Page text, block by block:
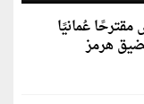
عُمانيًا
هرمز